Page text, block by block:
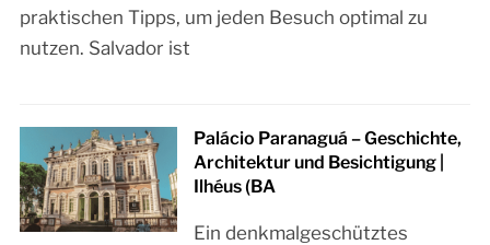
praktischen Tipps, um jeden Besuch optimal zu
nutzen. Salvador ist
Palácio Paranaguá – Geschichte,
Architektur und Besichtigung |
Ilhéus (BA
Ein denkmalgeschütztes